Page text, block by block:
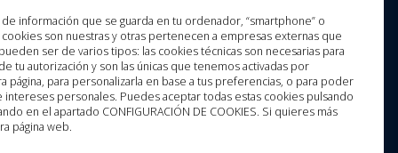
son nuestras y otras pertenecen a empresas externas que
ser de varios tipos: las cookies técnicas son necesarias para
tu autorización y son las únicas que tenemos activadas por
para personalizarla en base a tus preferencias, o para poder
personales. Puedes aceptar todas estas cookies pulsando
en el apartado CONFIGURACIÓN DE COOKIES. Si quieres más
página web.